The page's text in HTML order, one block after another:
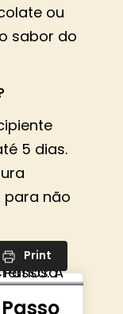
ou
sabor do
5 dias.
não
Print